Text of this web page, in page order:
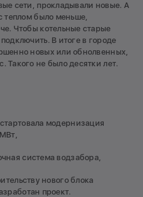
сети, прокладывали новые. А
теплом было меньше,
Чтобы котельные старые
В итоге в городе
новых или обнолвенных,
Такого не было десятки лет.
модернизация
система водзабора,
нового блока
проект.